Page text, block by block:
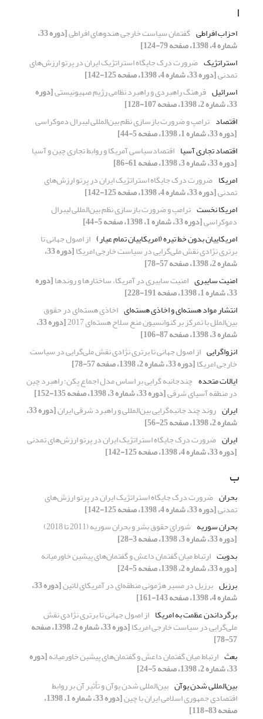
ا
احزاب افراطی گفتمان سیاست خارجی هندوهای افراطی [دوره 33،
شماره 4، 1398، صفحه 79-124]
استراتژیک ضرورت درک جایگاه استراتژیک ایران در پرتو ارزش‌های
تمدنی[دوره 33، شماره 4، 1398، صفحه 125-142]
اسرائیل فرهنگ راهبردی و راهبرد نظامی رژیم صهیونیستی[دوره
33، شماره 2، 1398، صفحه 107-128]
اقتصاد ترامپ و ضرورت بازسازی نظم بین‌المللی لیبرال دموکراسی
[دوره 33، شماره 1، 1398، صفحه 5-44]
اقتصاد تجاری آسیا اقتصادسیاسی آمریکا و روابط تجاری چین و آسیا
[دوره 33، شماره 3، 1398، صفحه 61-86]
امریکا ضرورت درک جایگاه استراتژیک ایران در پرتو ارزش‌های
تمدنی[دوره 33، شماره 4، 1398، صفحه 125-142]
امریکا نخست ترامپ و ضرورت بازسازی نظم بین‌المللی لیبرال
دموکراسی[دوره 33، شماره 1، 1398، صفحه 5-44]
امریکاییان بدون خط تیره (امریکاییان تمام عیار) از اصول جهانی تا
برتری نژادی نقش ملی‌گرایی در سیاست خارجی امریکا [دوره 33،
شماره 2، 1398، صفحه 57-78]
امنیت سایبری امنیت سایبری در آمریکا، ساختارها و روندها[دوره
33، شماره 1، 1398، صفحه 191-228]
انتشار مواد هسته‌ای و اخاذی هسته‌ای اخاذی هسته‌ای در حقوق
بین‌الملل با تمرکز بر کنوانسیون منع سلاح هسته‌ای 2017 [دوره 33،
شماره 3، 1398، صفحه 87-106]
انزوا‌گرایی از اصول جهانی تا برتری نژادی نقش ملی‌گرایی در سیاست
خارجی امریکا[دوره 33، شماره 2، 1398، صفحه 57-78]
ایالات متحده چندجانبه گرایی بر اساس مدل اجماع پکن؛ راهبرد چین
در منطقه آسیای شرقی[دوره 33، شماره 3، 1398، صفحه 135-152]
ایران روند چند جانبه‌گرایی بین‌المللی و راهبرد شرقی ایران [دوره 33،
شماره 2، 1398، صفحه 25-56]
ایران ضرورت درک جایگاه استراتژیک ایران در پرتو ارزش‌های تمدنی
[دوره 33، شماره 4، 1398، صفحه 125-142]
ب
بحران ضرورت درک جایگاه استراتژیک ایران در پرتو ارزش‌های
تمدنی[دوره 33، شماره 4، 1398، صفحه 125-142]
بحران سوریه شورای حقوق بشر و بحران سوریه (2011 تا 2018)
[دوره 33، شماره 3، 1398، صفحه 3-28]
بدویت ارتباط میان گفتمان داعش و گفتمان‌های پیشین خاورمیانه
[دوره 33، شماره 2، 1398، صفحه 5-24]
برزیل برزیل در مسیر هژمونی منطقه‌ای در آمریکای لاتین [دوره 33،
شماره 4، 1398، صفحه 143-161]
برگرداندن عظمت به امریکا از اصول جهانی تا برتری نژادی نقش
ملی‌گرایی در سیاست خارجی امریکا [دوره 33، شماره 2، 1398، صفحه
57-78]
بعث ارتباط میان گفتمان داعش و گفتمان‌های پیشین خاورمیانه[دوره
33، شماره 2، 1398، صفحه 5-24]
بین‌المللی شدن یوآن بین‌المللی شدن یوآن و تأثیر آن بر روابط
اقتصادی جمهوری اسلامی ایران با چین [دوره 33، شماره 1، 1398،
صفحه 83-118]